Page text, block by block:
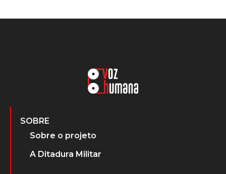
SOBRE
Sobre o projeto
A Ditadura Militar